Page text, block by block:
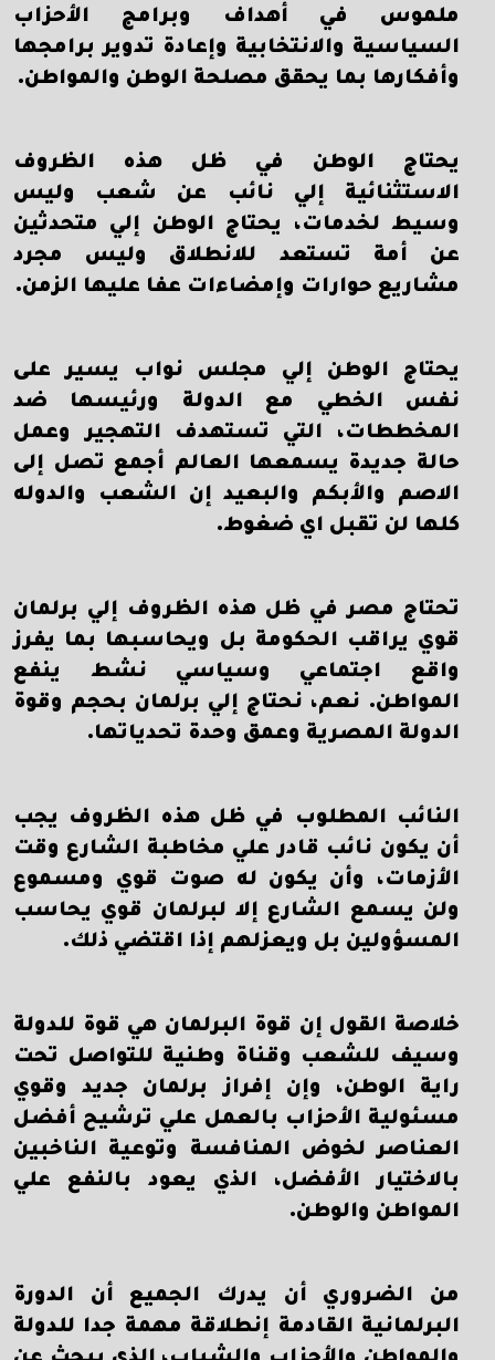
ملموس في أهداف وبرامج الأحزاب
السياسية والانتخابية وإعادة تدوير برامجها
وأفكارها بما يحقق مصلحة الوطن والمواطن.
يحتاج الوطن في ظل هذه الظروف
الاستثنائية إلي نائب عن شعب وليس
وسيط لخدمات، يحتاج الوطن إلي متحدثين
عن أمة تستعد للانطلاق وليس مجرد
مشاريع حوارات وإمضاءات عفا عليها الزمن.
يحتاج الوطن إلي مجلس نواب يسير على
نفس الخطي مع الدولة ورئيسها ضد
المخططات، التي تستهدف التهجير وعمل
حالة جديدة يسمعها العالم أجمع تصل إلى
الاصم والأبكم والبعيد إن الشعب والدوله
كلها لن تقبل اي ضغوط.
تحتاج مصر في ظل هذه الظروف إلي برلمان
قوي يراقب الحكومة بل ويحاسبها بما يفرز
واقع اجتماعي وسياسي نشط ينفع
المواطن. نعم، نحتاج إلي برلمان بحجم وقوة
الدولة المصرية وعمق وحدة تحدياتها.
النائب المطلوب في ظل هذه الظروف يجب
أن يكون نائب قادر علي مخاطبة الشارع وقت
الأزمات، وأن يكون له صوت قوي ومسموع
ولن يسمع الشارع إلا لبرلمان قوي يحاسب
المسؤولين بل ويعزلهم إذا اقتضي ذلك.
خلاصة القول إن قوة البرلمان هي قوة للدولة
وسيف للشعب وقناة وطنية للتواصل تحت
راية الوطن، وإن إفراز برلمان جديد وقوي
مسئولية الأحزاب بالعمل علي ترشيح أفضل
العناصر لخوض المنافسة وتوعية الناخبين
بالاختيار الأفضل، الذي يعود بالنفع علي
المواطن والوطن.
من الضروري أن يدرك الجميع أن الدورة
البرلمانية القادمة إنطلاقة مهمة جدا للدولة